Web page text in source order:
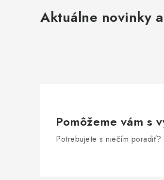
Aktuálne novinky
Pomôžeme vám s
Potrebujete s niečím poradiť?